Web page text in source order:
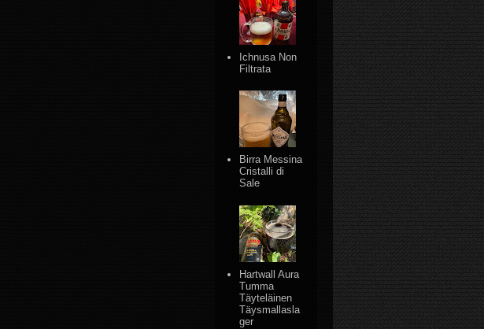
Ichnusa Non
Filtrata
Birra Messina
Cristalli di
Sale
Hartwall Aura
Tumma
Täyteläinen
Täysmallasla
ger